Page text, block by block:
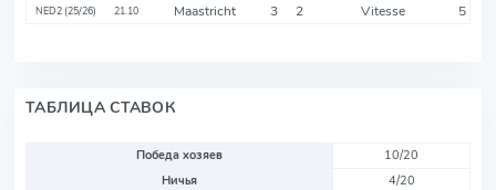
NED2 (25/26) 21.10 Maastricht 3 2 Vitesse 5
ТАБЛИЦА СТАВОК
Победа хозяев
10/20
Ничья
4/20